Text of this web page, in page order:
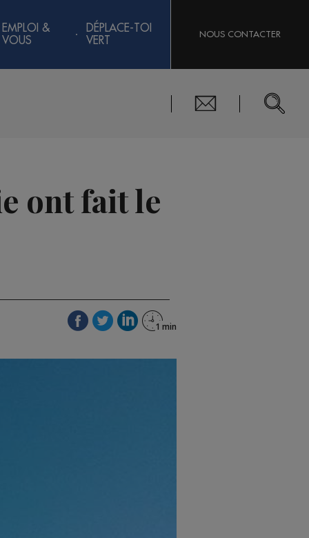
EMPLOI &
VOUS
DÉPLACE-TOI
VERT
NOUS CONTACTER
ont fait le